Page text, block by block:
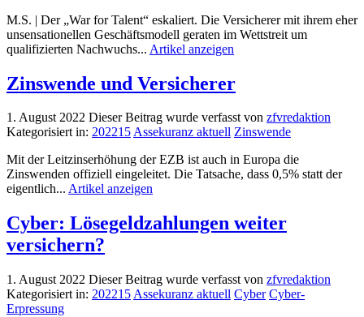
M.S. | Der „War for Talent“ eskaliert. Die Versicherer mit ihrem eher
unsensationellen Geschäftsmodell geraten im Wettstreit um
qualifizierten Nachwuchs... Artikel anzeigen
Zinswende und Versicherer
1. August 2022 Dieser Beitrag wurde verfasst von zfvredaktion
Kategorisiert in: 202215Assekuranz aktuell Zinswende
Mit der Leitzinserhöhung der EZB ist auch in Europa die
Zinswenden offiziell eingeleitet. Die Tatsache, dass 0,5% statt der
eigentlich... Artikel anzeigen
Cyber: Lösegeldzahlungen weiter
versichern?
1. August 2022 Dieser Beitrag wurde verfasst von zfvredaktion
Kategorisiert in: 202215 Assekuranz aktuell Cyber Cyber-
Erpressung